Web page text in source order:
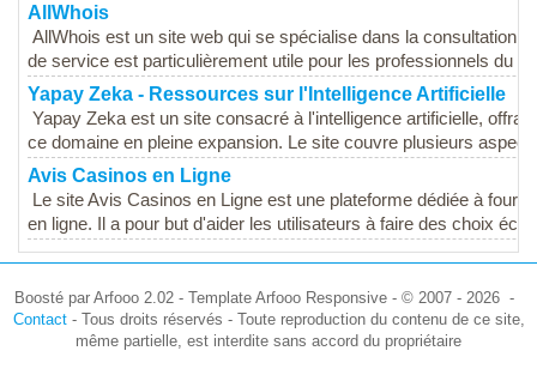
AllWhois
AllWhois est un site web qui se spécialise dans la consultation
de service est particulièrement utile pour les professionnels du
Yapay Zeka - Ressources sur l'Intelligence Artificielle
Yapay Zeka est un site consacré à l'intelligence artificielle,
ce domaine en pleine expansion. Le site couvre plusieurs
Avis Casinos en Ligne
Le site Avis Casinos en Ligne est une plateforme dédiée à
en ligne. Il a pour but d'aider les utilisateurs à faire des choix
Boosté par Arfooo 2.02 - Template Arfooo Responsive - © 2007 - 2026 -
Contact- Tous droits réservés - Toute reproduction du contenu de ce site,
même partielle, est interdite sans accord du propriétaire